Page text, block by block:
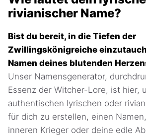
rivianischer Name?
Bist du bereit, in die Tiefen der
Zwillingskönigreiche
Namen deines blutenden
Unser Namensgenerator,
Essenz der Witcher-Lore, ist hier,
authentischen lyrischen oder
für dich zu erstellen, einen
inneren Krieger oder deine edle